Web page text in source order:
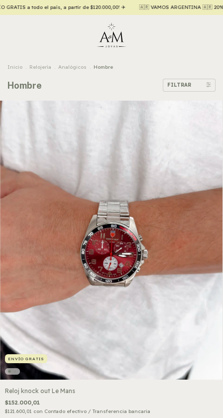
🇦🇷 20% OFF contado efectivo/transferencia 💵 Hasta 6 CUOTAS
Inicio . Relojería . Analógicos . Hombre
Hombre FILTRAR
ENVÍO GRATIS
Reloj knock out Le Mans
$152.000,01
$121.600,01 con Contado efectivo / Transferencia bancaria